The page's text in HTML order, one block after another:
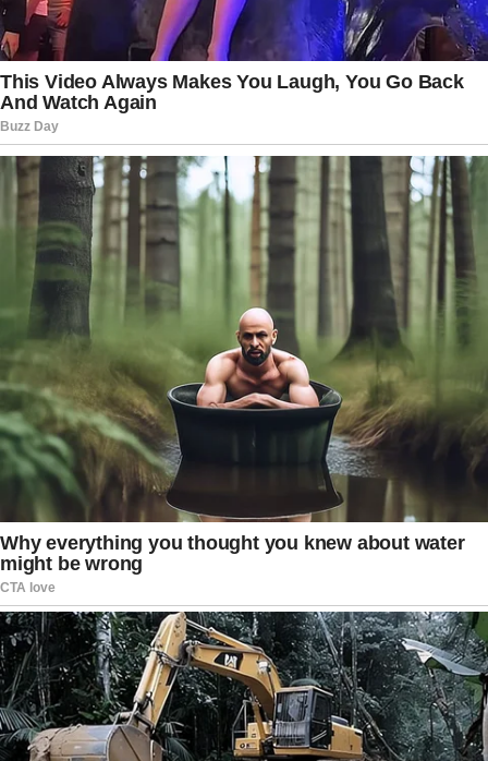
ressocialização de envolvidos indiretos em
grandes casos criminais. Para Isabela Tibcherani,
o desabafo representa não apenas um pedido de
paz, mas também um alerta sobre os limites da
liberdade de expressão quando se converte em
perseguição pessoal.